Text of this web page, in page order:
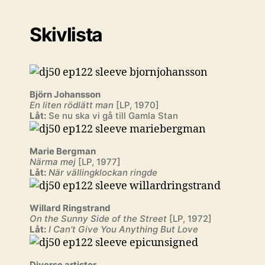
Skivlista
Björn Johansson
En liten rödlätt man [LP, 1970]
Låt: Se nu ska vi gå till Gamla Stan
Marie Bergman
Närma mej [LP, 1977]
Låt: När vällingklockan ringde
Willard Ringstrand
On the Sunny Side of the Street [LP, 1972]
Låt: I Can’t Give You Anything But Love